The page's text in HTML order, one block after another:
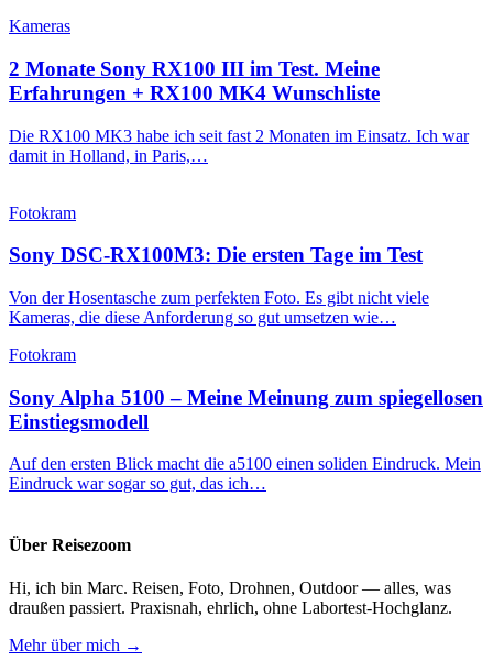
Kameras
2 Monate Sony RX100 III im Test. Meine
Erfahrungen + RX100 MK4 Wunschliste
Die RX100 MK3 habe ich seit fast 2 Monaten im Einsatz. Ich war
damit in Holland, in Paris,…
Fotokram
Sony DSC-RX100M3: Die ersten Tage im Test
Von der Hosentasche zum perfekten Foto. Es gibt nicht viele
Kameras, die diese Anforderung so gut umsetzen wie…
Fotokram
Sony Alpha 5100 – Meine Meinung zum spiegellosen
Einstiegsmodell
Auf den ersten Blick macht die a5100 einen soliden Eindruck. Mein
Eindruck war sogar so gut, das ich…
Über Reisezoom
Hi, ich bin Marc. Reisen, Foto, Drohnen, Outdoor — alles, was
draußen passiert. Praxisnah, ehrlich, ohne Labortest-Hochglanz.
Mehr über mich →